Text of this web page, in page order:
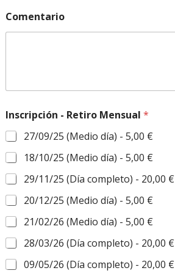
iComentario
Inscripción - Retiro Mensual *
27/09/25 (Medio día) - 5,00 €
18/10/25 (Medio día) - 5,00 €
29/11/25 (Día completo) - 20,00 €
20/12/25 (Medio día) - 5,00 €
21/02/26 (Medio día) - 5,00 €
28/03/26 (Día completo) - 20,00 €
09/05/26 (Día completo) - 20,00 €